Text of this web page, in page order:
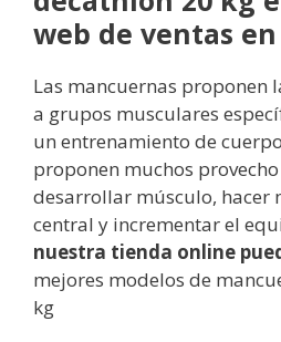
web de ventas
Las mancuernas
a grupos musculares
un entrenamiento de
proponen muchos
desarrollar músculo, hacer
central y incrementar el
nuestra tienda online
mejores modelos de
kg